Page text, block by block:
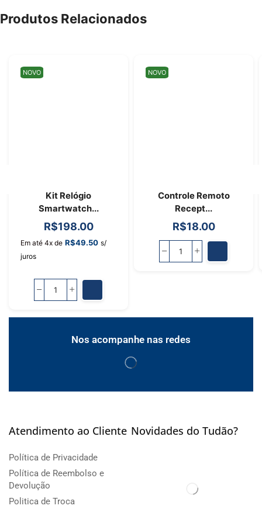
Produtos Relacionados
NOVO
Kit Relógio
Smartwatch...
R$198.00
Em até 4x de R$49.50 s/
juros
NOVO
Controle Remoto
Recept...
R$18.00
Nos acompanhe nas redes
Atendimento ao Cliente
Política de Privacidade
Política de Reembolso e
Devolução
Politica de Troca
Novidades do Tudão?